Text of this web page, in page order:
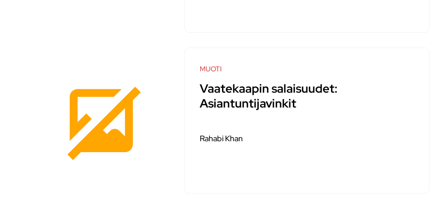
MUOTI
Vaatekaapin salaisuudet:
Asiantuntijavinkit
Rahabi Khan